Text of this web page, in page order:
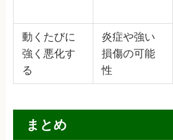
動くたびに
強く悪化す
る
炎症や強い
損傷の可能
性
まとめ